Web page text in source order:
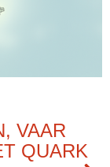
VAAR
QUARK